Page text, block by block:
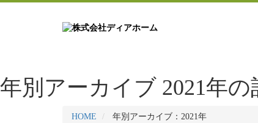
年別アーカイブ 2021年
HOME 年別アーカイブ：2021年